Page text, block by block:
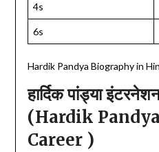
4s
6s
Hardik Pandya Biography in
हार्दिक पांड्या
(Hardik
Career )